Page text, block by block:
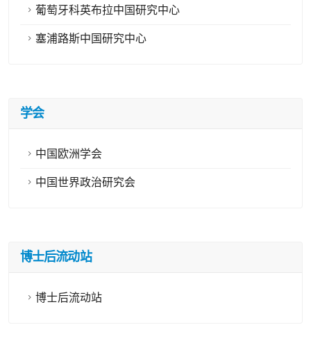
葡萄牙科英布拉中国研究中心
塞浦路斯中国研究中心
学会
中国欧洲学会
中国世界政治研究会
博士后流动站
博士后流动站